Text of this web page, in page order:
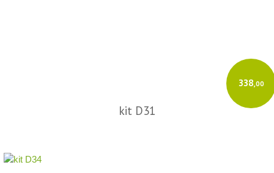
338,00
kit D31